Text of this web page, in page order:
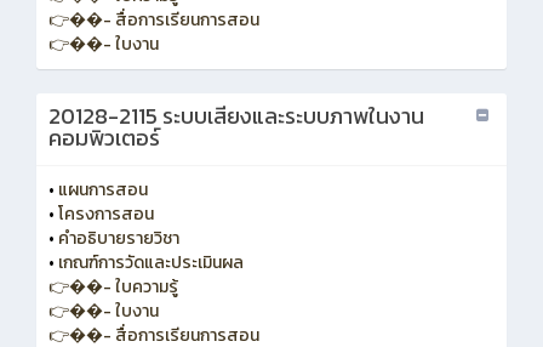
👉��- สื่อการเรียนการสอน
👉��- ใบงาน
20128-2115 ระบบเสียงและระบบภาพในงาน
คอมพิวเตอร์
• แผนการสอน
•โครงการสอน
• คำอธิบายรายวิชา
• เกณฑ์การวัดและประเมินผล
👉��- ใบความรู้
👉��- ใบงาน
👉��- สื่อการเรียนการสอน